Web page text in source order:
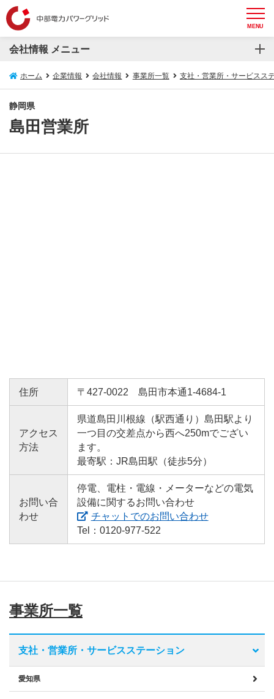
MENU
会社情報 メニュー
会社情報
会社概要
トップメッセージ
設備概要
ホーム 企業情報 会社情報 事業所一覧 支社・営業所・サービスス
静岡県
島田営業所
住所 〒427-0022 島田市本通1-4684-1
アクセス
方法
県道島田川根線（駅西通り）島田駅より
一つ目の交差点から西へ250mでござい
ます。
最寄駅：JR島田駅（徒歩5分）
お問い合
わせ
停電、電柱・電線・メーターなどの電気
設備に関するお問い合わせ
チャットでのお問い合わせ
Tel：0120-977-522
事業所一覧
支社・営業所・サービスステーション
愛知県